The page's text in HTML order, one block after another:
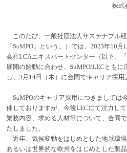
株式
このたび、一般社団法人サステナブル経
「SuMPO」という。）では、2023年10
会社LCAエキスパートセンター（以下、
展開の始動に合わせ、SuMPO/LECともに
し、3月14日（木）に合同でキャリア採用
SuMPOのキャリア採用につきましては
催しておりますが、今後LECにて注力し
業務内容、求める人材等について、合同
たしました。
近年、気候変動をはじめとした地球環境
あるいは世界的な欧州をはじめとした製